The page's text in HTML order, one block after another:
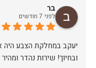
בר
לפני 7 חודשים
יעקב במחלקת הצבע היה
ובחיוך! שירות נהדר ומהיר